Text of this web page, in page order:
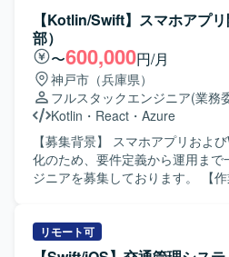
中心としたモバイルアプリケー
います。既存のアーキテクチャや
を行っていただきます。
加機能開発をご担当いただきま
合対応、認証まわりや画面機能追
ックエンド対応を行っていただき
するWebアプリのログ確認や原因
の改修・検証・リリース支援、設
リース関連資料などのドキュメン
す。必要に応じてフロントエンド
援も行っていただきます。 【求める人物像】 既存システム
の構造を理解しながら、自ら調
り組んでいただける方を求めてお
ンの魅力】 複数の業務系Webアプ
め、共通基盤の理解を深めながら
【Kotlin/Swift】スマホアプ
部）
〜600,000円/月
神戸市（兵庫県）
フルスタックエンジニア(業務
Kotlin ・ React ・ Azure
【募集背景】 スマホアプリおよ
化のため、要件定義から運用ま
ジニアを募集しております。 【作業内容】 スマホアプリ
後の運用まで一連の工程をご担当
ックに対応しつつ、バイブコーデ
リモート可